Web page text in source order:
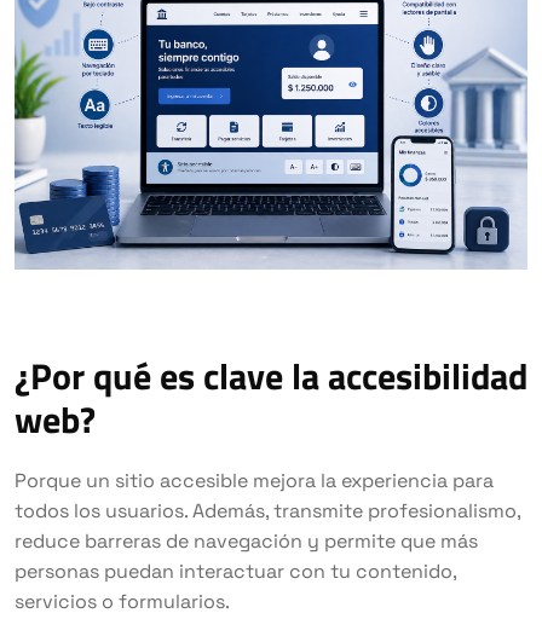
¿Por qué es clave la accesibilidad
web?
Porque un sitio accesible mejora la experiencia para
todos los usuarios. Además, transmite profesionalismo,
reduce barreras de navegación y permite que más
personas puedan interactuar con tu contenido,
servicios o formularios.